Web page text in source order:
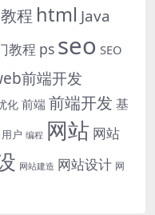
程 html Java
教程 ps seo SEO
前端开发
化 前端 前端开发 基
用户 编程 网站 网站
网站建造 网站设计 网